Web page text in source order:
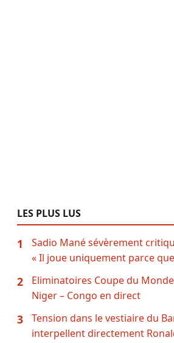
LES PLUS LUS
1
Sadio Mané sévèrement
« Il joue uniquement parce
2
Eliminatoires Coupe du Monde
Niger – Congo en direct
3
Tension dans le vestiaire du
interpellent directement